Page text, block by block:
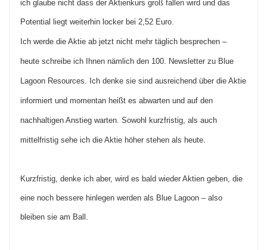
ich glaube nicht dass der Aktienkurs groß fallen wird und das
Potential liegt weiterhin locker bei 2,52 Euro.
Ich werde die Aktie ab jetzt nicht mehr täglich besprechen –
heute schreibe ich Ihnen nämlich den 100. Newsletter zu Blue
Lagoon Resources. Ich denke sie sind ausreichend über die Aktie
informiert und momentan heißt es abwarten und auf den
nachhaltigen Anstieg warten. Sowohl kurzfristig, als auch
mittelfristig sehe ich die Aktie höher stehen als heute.
Kurzfristig, denke ich aber, wird es bald wieder Aktien geben, die
eine noch bessere hinlegen werden als Blue Lagoon – also
bleiben sie am Ball.